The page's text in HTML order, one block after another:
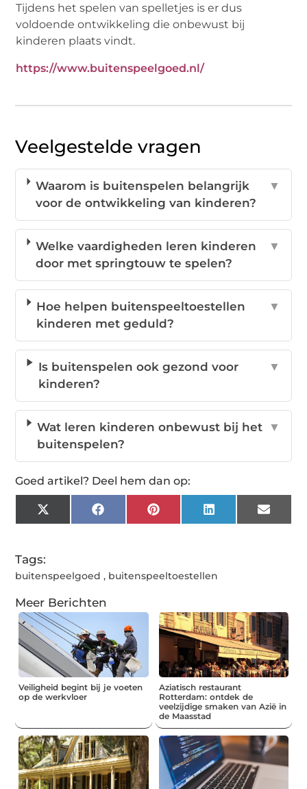
Tijdens het spelen van spelletjes is er dus
voldoende ontwikkeling die onbewust bij
kinderen plaats vindt.
https://www.buitenspeelgoed.nl/
Veelgestelde vragen
Waarom is buitenspelen belangrijk
voor de ontwikkeling van kinderen?
▼
Welke vaardigheden leren kinderen
door met springtouw te spelen?
▼
Hoe helpen buitenspeeltoestellen
kinderen met geduld?
▼
Is buitenspelen ook gezond voor
kinderen?
▼
Wat leren kinderen onbewust bij het
buitenspelen?
▼
Goed artikel? Deel hem dan op:
X
(Twitter)
FacebookPinterestLinkedInEmail
Tags:
buitenspeelgoed , buitenspeeltoestellen
Meer Berichten
Veiligheid begint bij je voeten
op de werkvloer
Aziatisch restaurant
Rotterdam: ontdek de
veelzijdige smaken van Azië in
de Maasstad